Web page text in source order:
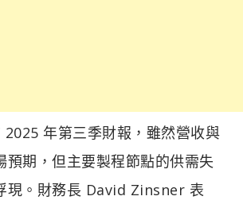
年第三季財報，雖然營收與
預期，但主要製程節點的供需失
現。財務長 David Zinsner 表